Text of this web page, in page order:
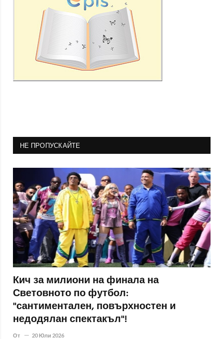
НЕ ПРОПУСКАЙТЕ
Кич за милиони на финала на
Световното по футбол:
"сантиментален, повърхностен и
недодялан спектакъл"!
От 20 Юли 2026